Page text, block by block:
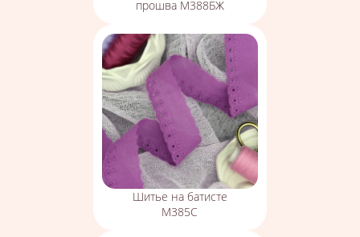
прошва М388БЖ
Шитье на батисте
М385С